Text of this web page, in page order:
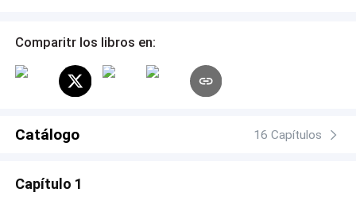
cielo, nada es lo que parece.
Comparitr los libros en:
Catálogo 16 Capítulos
Capítulo 1